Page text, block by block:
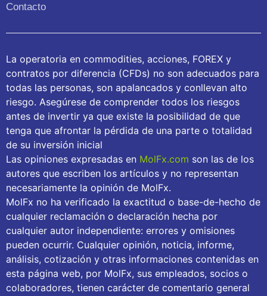
Contacto
La operatoria en commodities, acciones, FOREX y
contratos por diferencia (CFDs) no son adecuados para
todas las personas, son apalancados y conllevan alto
riesgo. Asegúrese de comprender todos los riesgos
antes de invertir ya que existe la posibilidad de que
tenga que afrontar la pérdida de una parte o totalidad
de su inversión inicial
Las opiniones expresadas en MolFx.com son las de los
autores que escriben los artículos y no representan
necesariamente la opinión de MolFx.
MolFx no ha verificado la exactitud o base-de-hecho de
cualquier reclamación o declaración hecha por
cualquier autor independiente: errores y omisiones
pueden ocurrir. Cualquier opinión, noticia, informe,
análisis, cotización y otras informaciones contenidas en
esta página web, por MolFx, sus empleados, socios o
colaboradores, tienen carácter de comentario general